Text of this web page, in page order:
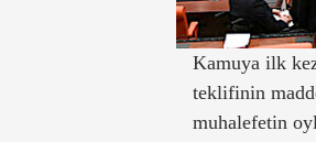
Kamuya ilk
teklifinin
muhalefetin